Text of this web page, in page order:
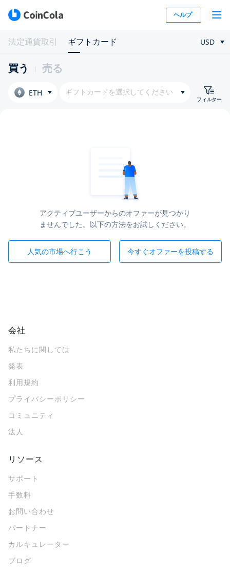
ヘルプ
法定通貨取引 ギフトカード USD
買う 売る
ETH ギフトカードを選択してください
フィルター
アクティブユーザーからのオファーが見つかり
ませんでした。以下の方法をお試しください。
人気の市場へ行こう 今すぐオファーを投稿する
会社
私たちに関しては
発表
利用規約
プライバシーポリシー
コミュニティ
法人
リソース
サポート
手数料
お問い合わせ
パートナー
カルキュレーター
ブログ